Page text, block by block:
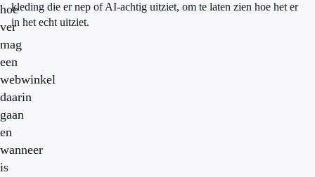
hoe
ver
mag
een
webwinkel
daarin
gaan
en
wanneer
is
kleding die er nep of AI-achtig uitziet, om te laten zien hoe het er
in het echt uitziet.